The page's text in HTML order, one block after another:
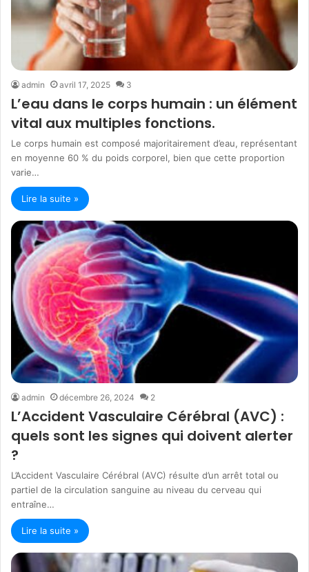
admin avril 17, 2025 3
L’eau dans le corps humain : un élément
vital aux multiples fonctions.
Le corps humain est composé majoritairement d’eau, représentant
en moyenne 60 % du poids corporel, bien que cette proportion
varie…
Lire la suite »
admin décembre 26, 2024 2
L’Accident Vasculaire Cérébral (AVC) :
quels sont les signes qui doivent alerter
?
L’Accident Vasculaire Cérébral (AVC) résulte d’un arrêt total ou
partiel de la circulation sanguine au niveau du cerveau qui
entraîne…
Lire la suite »